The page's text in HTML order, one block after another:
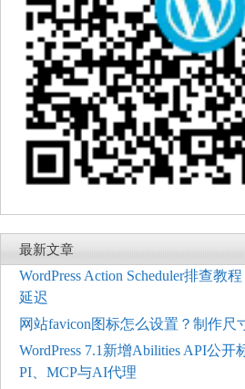
最新文章
WordPress Action Scheduler排查教
延迟
网站favicon图标怎么设置？制作
WordPress 7.1新增Abilities API公
PI、MCP与AI代理